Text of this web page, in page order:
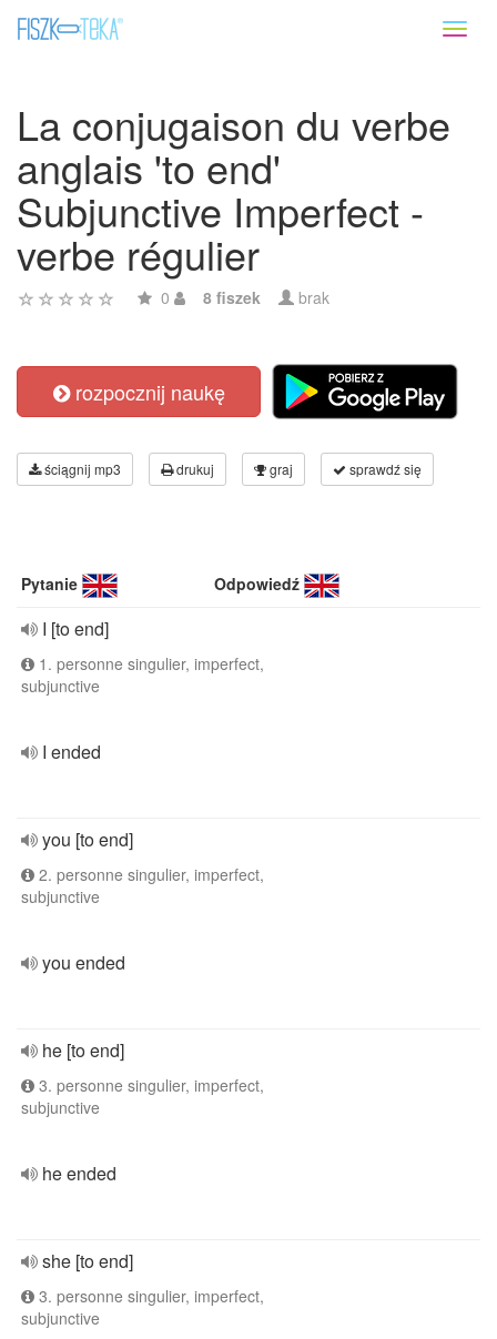
La conjugaison du verbe
anglais 'to end'
Subjunctive Imperfect -
verbe régulier
0 8 fiszek brak
rozpocznij naukę
ściągnij mp3 drukuj graj sprawdź się
Pytanie Odpowiedź
I [to end]
1. personne singulier, imperfect,
subjunctive
I ended
you [to end]
2. personne singulier, imperfect,
subjunctive
you ended
he [to end]
3. personne singulier, imperfect,
subjunctive
he ended
she [to end]
3. personne singulier, imperfect,
subjunctive